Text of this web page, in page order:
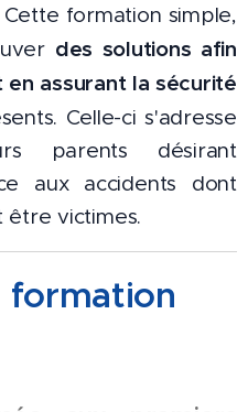
formation simple,
des solutions afin
assurant la sécurité
Celle-ci s'adresse
parents désirant
aux accidents dont
être victimes.
formation